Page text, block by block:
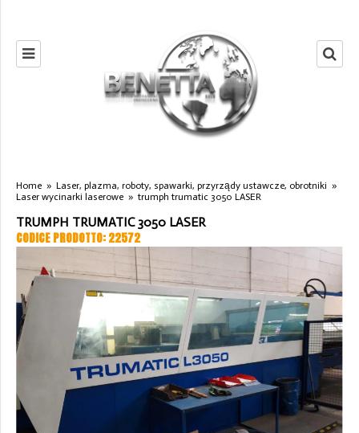
Home » Laser, plazma, roboty, spawarki, przyrządy ustawcze, obrotniki »
Laser wycinarki laserowe »trumph trumatic 3050 LASER
TRUMPH TRUMATIC 3050 LASER
CODICE PRODOTTO: 22572